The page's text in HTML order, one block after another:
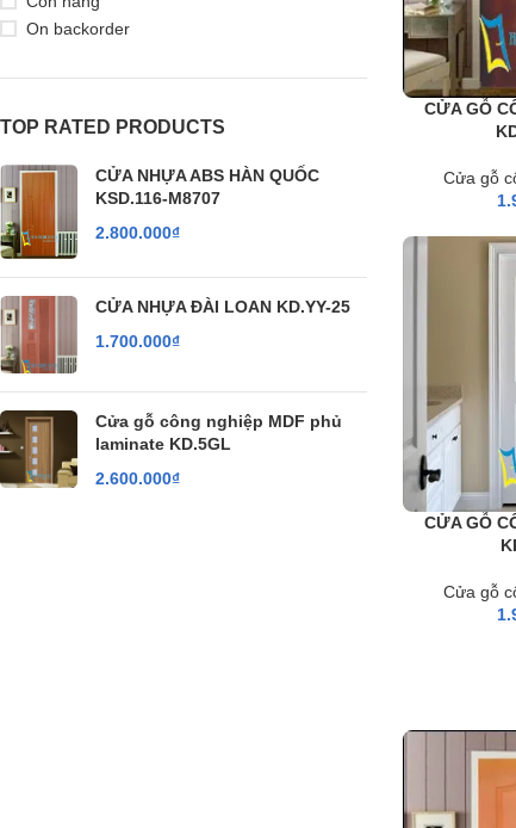
On backorder
TOP RATED PRODUCTS
CỬA NHỰA ABS HÀN QUỐC
KSD.116-M8707
2.800.000₫
CỬA NHỰA ĐÀI LOAN KD.YY-25
1.700.000₫
Cửa gỗ công nghiệp MDF phủ
laminate KD.5GL
2.600.000₫
CỬA GỖ
Cửa gỗ
CỬA GỖ
Cửa gỗ